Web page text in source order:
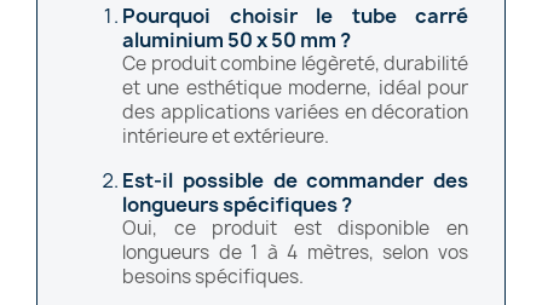
Pourquoi choisir le tube carré
aluminium 50 x 50 mm ?
Ce produit combine légèreté, durabilité
et une esthétique moderne, idéal pour
des applications variées en décoration
intérieure et extérieure.
Est-il possible de commander des
longueurs spécifiques ?
Oui, ce produit est disponible en
longueurs de 1 à 4 mètres, selon vos
besoins spécifiques.